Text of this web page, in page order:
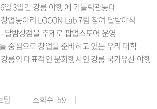
일 3일간 강릉 야행 에 가톨릭관동대
업동아리 LOCON-Lab 7팀 참여 달밤야식
달밤상점을 주제로 팝업스토어 운영
중심으로 창업을 준비하고 있는 우리 대학
릉의 대표적인 문화행사인 강릉 국가유산 야행
팀 조회수 59